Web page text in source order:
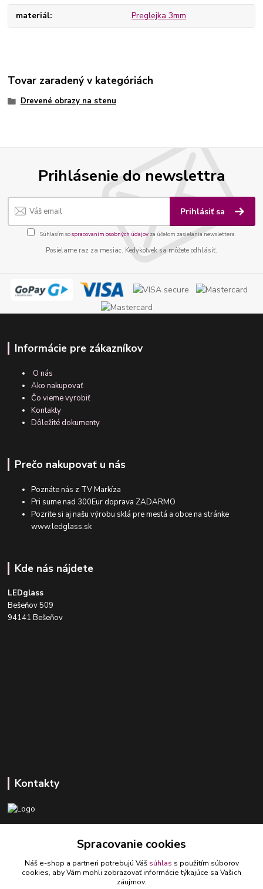
materiál Preglejka 3mm
Tovar zaradený v kategóriách
Drevené obrazy na stenu
Prihlásenie do newslettra
Prihlásiť sa
Súhlasím sospracovaním osobných údajov za účelom zasielania newslettera.
Posielame raz za mesiac. Kedykoľvek sa môžete odhlásiť.
Informácie pre zákazníkov
O nás
Ako nakupovať
Čo vieme vyrobiť
Kontakty
Dôležité dokumenty
Prečo nakupovať u nás
Poznáte nás z TV Markíza
Pri sume nad 300Eur doprava ZADARMO
Pozrite si aj našu výrobu sklá pre mestá a obce na stránke
www.ledglass.sk
Kde nás nájdete
LEDglass
Bešeňov 509
94141 Bešeňov
Kontakty
ledlumar@ledlumar.sk
Spracovanie cookies
Náš e-shop a partneri potrebujú Váš súhlas s použitím súborov
cookies, aby Vám mohli zobrazovať informácie týkajúce sa Vašich
záujmov.